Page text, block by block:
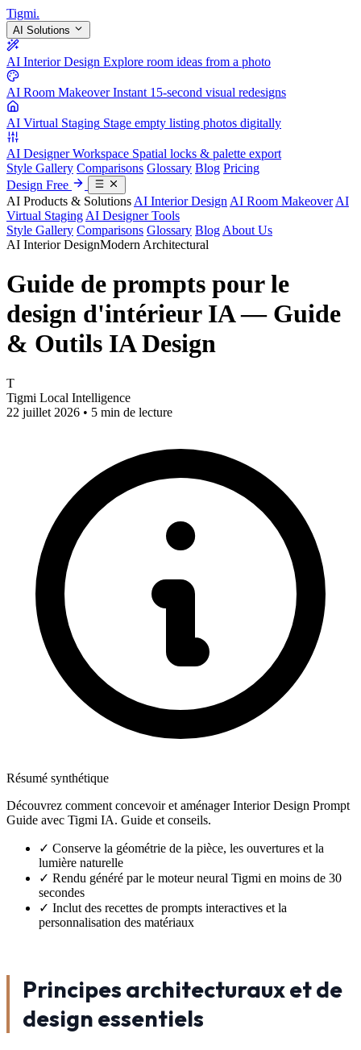
Tigmi.
AI Solutions
AI Interior Design Explore room ideas from a photo
AI Room Makeover Instant 15-second visual redesigns
AI Virtual Staging Stage empty listing photos digitally
AI Designer Workspace Spatial locks & palette export
Style Gallery Comparisons Glossary Blog Pricing
Design Free
AI Products & Solutions AI Interior Design AI Room Makeover AI
Virtual Staging AI Designer Tools
Style Gallery Comparisons Glossary Blog About Us
AI Interior DesignModern Architectural
Guide de prompts pour le
design d'intérieur IA — Guide
& Outils IA Design
T
Tigmi Local Intelligence
22 juillet 2026 • 5 min de lecture
Résumé synthétique
Découvrez comment concevoir et aménager Interior Design Prompt
Guide avec Tigmi IA. Guide et conseils.
✓ Conserve la géométrie de la pièce, les ouvertures et la
lumière naturelle
✓ Rendu généré par le moteur neural Tigmi en moins de 30
secondes
✓ Inclut des recettes de prompts interactives et la
personnalisation des matériaux
Principes architecturaux et de
design essentiels